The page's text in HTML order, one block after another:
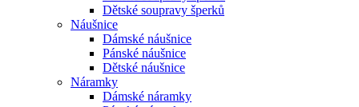
Dětské soupravy šperků
Náušnice
Dámské náušnice
Pánské náušnice
Dětské náušnice
Náramky
Dámské náramky